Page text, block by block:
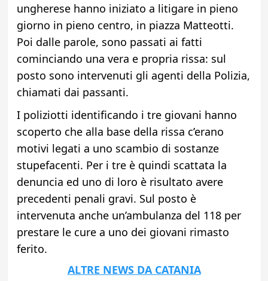
ungherese hanno iniziato a litigare in pieno
giorno in pieno centro, in piazza Matteotti.
Poi dalle parole, sono passati ai fatti
cominciando una vera e propria rissa: sul
posto sono intervenuti gli agenti della Polizia,
chiamati dai passanti.
I poliziotti identificando i tre giovani hanno
scoperto che alla base della rissa c’erano
motivi legati a uno scambio di sostanze
stupefacenti. Per i tre è quindi scattata la
denuncia ed uno di loro è risultato avere
precedenti penali gravi. Sul posto è
intervenuta anche un’ambulanza del 118 per
prestare le cure a uno dei giovani rimasto
ferito.
ALTRE NEWS DA CATANIA